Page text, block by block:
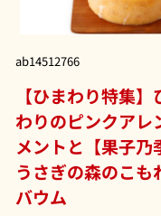
ab14512766
【ひまわり特集】
わりのピンクアレ
メントと【果子乃
うさぎの森のこも
バウム